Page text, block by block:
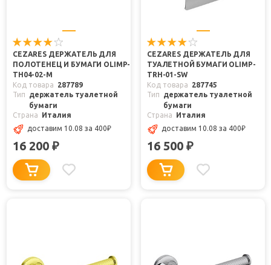
CEZARES ДЕРЖАТЕЛЬ ДЛЯ
ПОЛОТЕНЕЦ И БУМАГИ OLIMP-
TH04-02-M
Код товара
287789
Тип
держатель туалетной
бумаги
Страна
Италия
доставим 10.08 за 400₽
16 200 ₽
CEZARES ДЕРЖАТЕЛЬ ДЛЯ
ТУАЛЕТНОЙ БУМАГИ OLIMP-
TRH-01-SW
Код товара
287745
Тип
держатель туалетной
бумаги
Страна
Италия
доставим 10.08 за 400₽
16 500 ₽